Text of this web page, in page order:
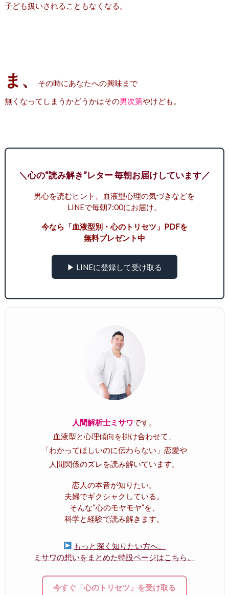
子ども扱いされることもなくなる。
ま、
その時にあなたへの興味まで
無くなってしまうかどうかはその男次第やけども。
＼心の“読み解き”レター 毎朝お届けしています／
男心を読むヒント、血液型心理の気づきなどを
LINEで毎朝7:00にお届け。
今なら「血液型別・心のトリセツ」PDFを
無料プレゼント中
▶ LINEに登録して受け取る
人間解析士ミサワです。
血液型と心理傾向を掛け合わせて、
「わかってほしいのに伝わらない」恋愛や
人間関係のズレを読み解いています。
恋人の本音が知りたい。
夫婦でギクシャクしている。
そんな“心のモヤモヤ”を、
科学と経験で読み解きます。
もっと深く知りたい方へ。
ミサワの想いをまとめた特設ページはこちら。
今すぐ「心のトリセツ」を受け取る